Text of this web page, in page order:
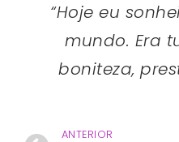
“Hoje eu
mundo. Era
boniteza,
ANTERIOR